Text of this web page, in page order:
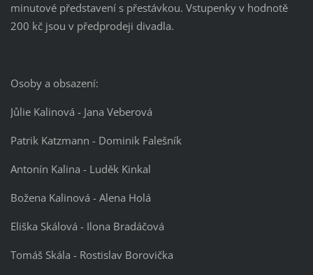
minutové představení s přestávkou. Vstupenky v hodnotě
200 kč jsou v předprodeji divadla.
Osoby a obsazení:
Jůlie Kalinová - Jana Veberová
Patrik Katzmann - Dominik Falešník
Antonín Kalina - Luděk Kinkal
Božena Kalinová - Alena Holá
Eliška Skálová - Ilona Bradáčová
Tomáš Skála - Rostislav Borovička